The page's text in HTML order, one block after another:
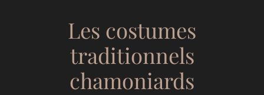
Les costumes
traditionnels
chamoniards